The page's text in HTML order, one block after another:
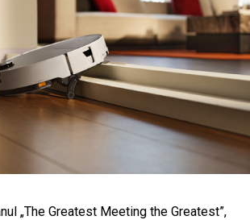
„The Greatest Meeting the Greatest”,